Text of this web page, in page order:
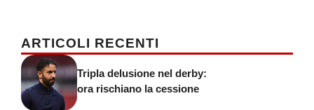
ARTICOLI RECENTI
ora rischiano la cessione